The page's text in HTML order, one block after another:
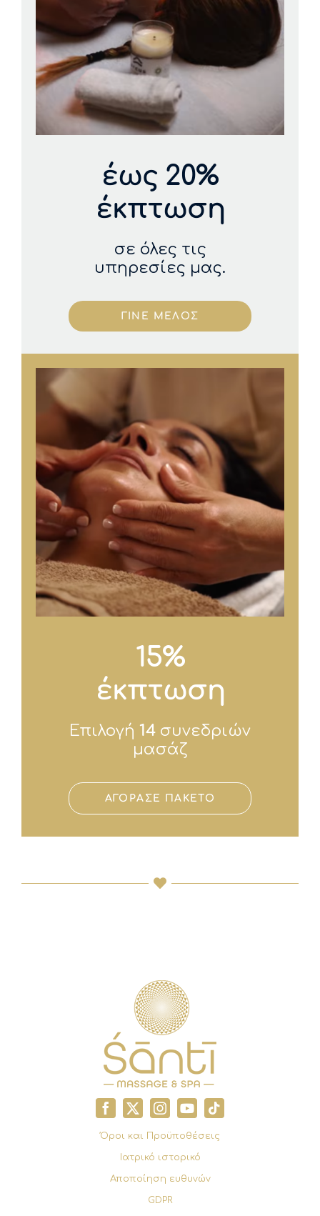
έως 20%
έκπτωση
σε όλες τις
υπηρεσίες μας.
ΓΙΝΕ ΜΕΛΟΣ
15%
έκπτωση
Επιλογή 14 συνεδριών
μασάζ
ΑΓΟΡΑΣΕ ΠΑΚΕΤΟ
Όροι και Προϋποθέσεις
Ιατρικό ιστορικό
Αποποίηση ευθυνών
GDPR